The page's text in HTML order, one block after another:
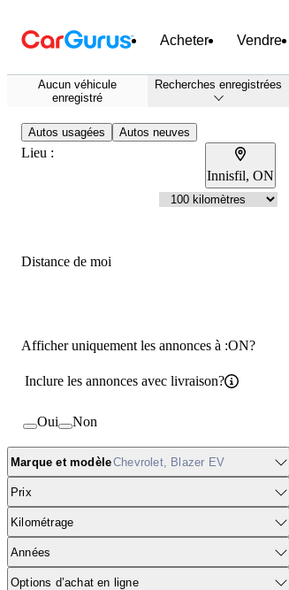
Acheter Vendre
Aucun véhicule
enregistré
Recherches enregistrées
Autos usagées Autos neuves
Lieu :
Innisfil, ON
Distance de moi
Afficher uniquement les annonces à :ON?
Inclure les annonces avec livraison?
Oui Non
Marque et modèleChevrolet, Blazer EV
Prix
Kilométrage
Années
Options d’achat en ligne